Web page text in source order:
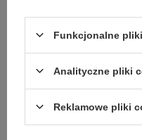
Pytanie:Jaką dedykację
Odpowiedź:Możliwa jest
Pytanie:Jak
Napis powstaje techniką
efektowny wygląd.
Funkcjonalne
Analityczne pliki
Reklamowe pliki